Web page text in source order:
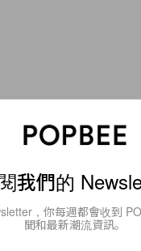
品首選：
到了，有的時候比起涼爽
服氛圍，那種感覺就彷彿
氣逐漸寒冷，多樣化的風
9月18日
我們的
，你每週都會收到
聞和最新潮流資訊。